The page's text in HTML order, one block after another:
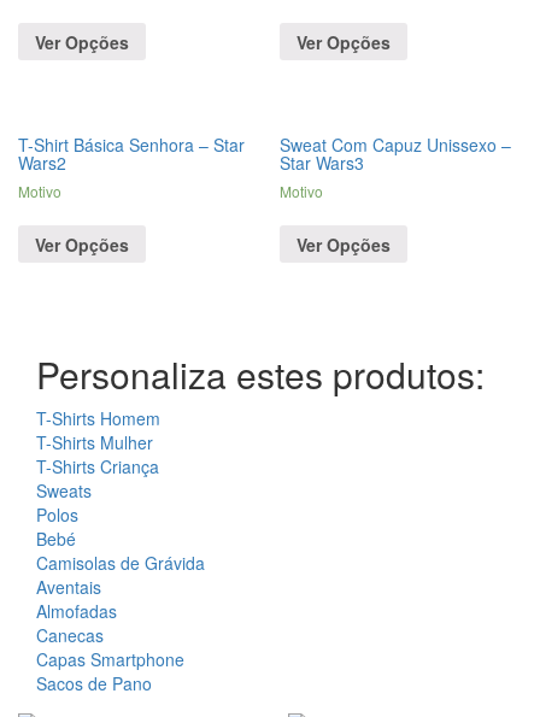
Ver Opções Ver Opções
T-Shirt Básica Senhora – Star
Wars2
Motivo
Ver Opções
Sweat Com Capuz Unissexo –
Star Wars3
Motivo
Ver Opções
Personaliza estes produtos:
T-Shirts Homem
T-Shirts Mulher
T-Shirts Criança
Sweats
Polos
Bebé
Camisolas de Grávida
Aventais
Almofadas
Canecas
Capas Smartphone
Sacos de Pano